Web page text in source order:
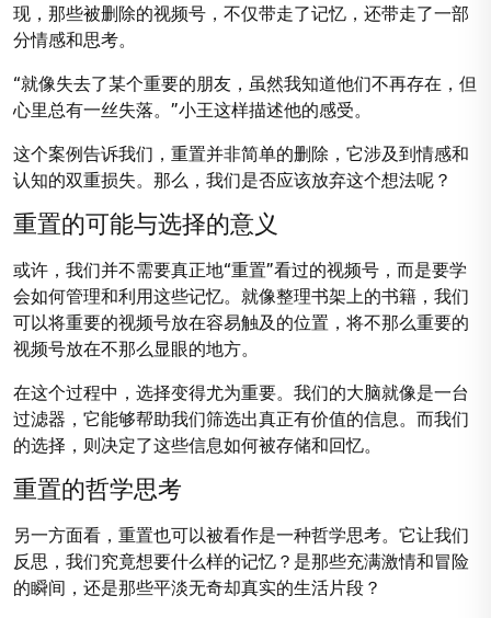
现，那些被删除的视频号，不仅带走了记忆，还带走了一部
分情感和思考。
“就像失去了某个重要的朋友，虽然我知道他们不再存在，但
心里总有一丝失落。”小王这样描述他的感受。
这个案例告诉我们，重置并非简单的删除，它涉及到情感和
认知的双重损失。那么，我们是否应该放弃这个想法呢？
重置的可能与选择的意义
或许，我们并不需要真正地“重置”看过的视频号，而是要学
会如何管理和利用这些记忆。就像整理书架上的书籍，我们
可以将重要的视频号放在容易触及的位置，将不那么重要的
视频号放在不那么显眼的地方。
在这个过程中，选择变得尤为重要。我们的大脑就像是一台
过滤器，它能够帮助我们筛选出真正有价值的信息。而我们
的选择，则决定了这些信息如何被存储和回忆。
重置的哲学思考
另一方面看，重置也可以被看作是一种哲学思考。它让我们
反思，我们究竟想要什么样的记忆？是那些充满激情和冒险
的瞬间，还是那些平淡无奇却真实的生活片段？